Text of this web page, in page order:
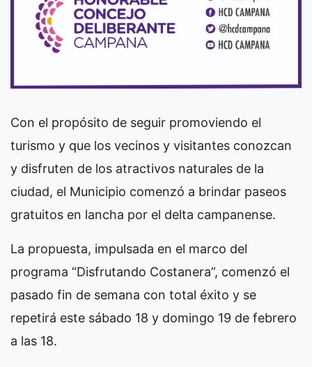
Con el propósito de seguir promoviendo el
turismo y que los vecinos y visitantes conozcan
y disfruten de los atractivos naturales de la
ciudad, el Municipio comenzó a brindar paseos
gratuitos en lancha por el delta campanense.
La propuesta, impulsada en el marco del
programa “Disfrutando Costanera”, comenzó el
pasado fin de semana con total éxito y se
repetirá este sábado 18 y domingo 19 de febrero
a las 18.